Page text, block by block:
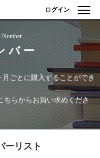
ログイン
Number
バー
ごとに購入することができ
ちらからお買い求めくださ
ーリスト